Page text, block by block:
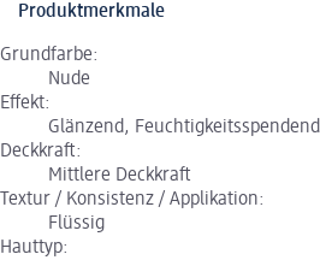
Produktmerkmale
Grundfarbe:
Nude
Effekt:
Glänzend, Feuchtigkeitsspendend
Deckkraft:
Mittlere Deckkraft
Textur / Konsistenz / Applikation:
Flüssig
Hauttyp: